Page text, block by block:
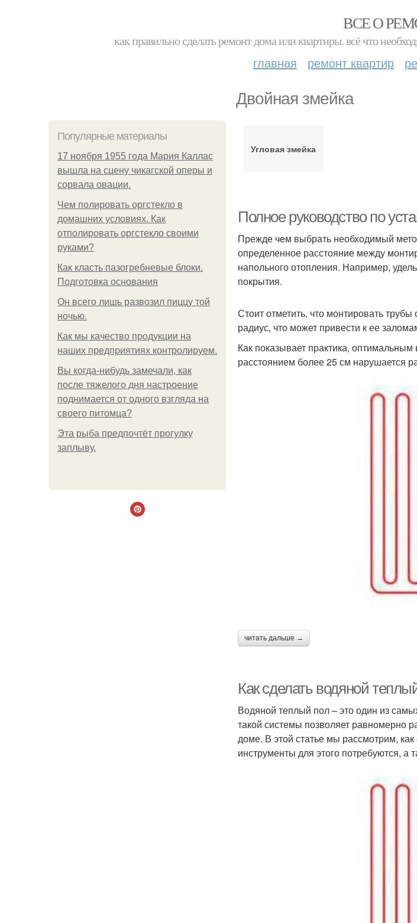
ВСЕ О
как правильно сделать ремонт дома или квартиры. всё что
главная ремонт квартир
Двойная змейка
Популярные материалы
17 ноября 1955 года Мария Каллас
вышла на сцену чикагской оперы и
сорвала овации.
Чем полировать оргстекло в
домашних условиях. Как
отполировать оргстекло своими
руками?
Как класть пазогребневые блоки.
Подготовка основания
Он всего лишь развозил пиццу той
ночью.
Как мы качество продукции на
наших предприятиях контролируем.
Вы когда-нибудь замечали, как
после тяжелого дня настроение
поднимается от одного взгляда на
своего питомца?
Эта рыба предпочтёт прогулку
заплыву.
Угловая змейка
Полное руководство по
Прежде чем выбрать необходимый
определенное расстояние между
напольного отопления. Например,
покрытия.
Стоит отметить, что монтировать
радиус, что может привести к ее
Как показывает практика,
расстоянием более 25 см нарушается
читать дальше →
Как сделать водяной
Водяной теплый пол – это один из
такой системы позволяет равномерно
доме. В этой статье мы рассмотрим,
инструменты для этого потребуются, а